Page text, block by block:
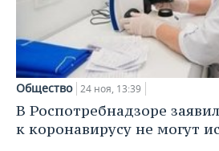
Общество 24 ноя, 13:39
В Роспотребнадзоре
к коронавирусу не могут